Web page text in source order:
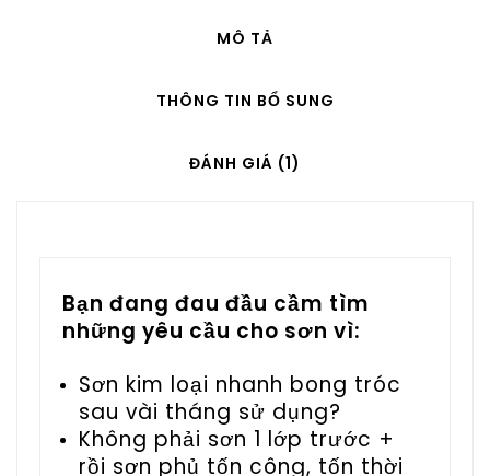
MÔ TẢ
THÔNG TIN BỔ SUNG
ĐÁNH GIÁ (1)
Bạn đang đau đầu cầm tìm
những yêu cầu cho sơn vì:
Sơn kim loại nhanh bong tróc
sau vài tháng sử dụng?
Không phải sơn 1 lớp trước +
rồi sơn phủ tốn công, tốn thời